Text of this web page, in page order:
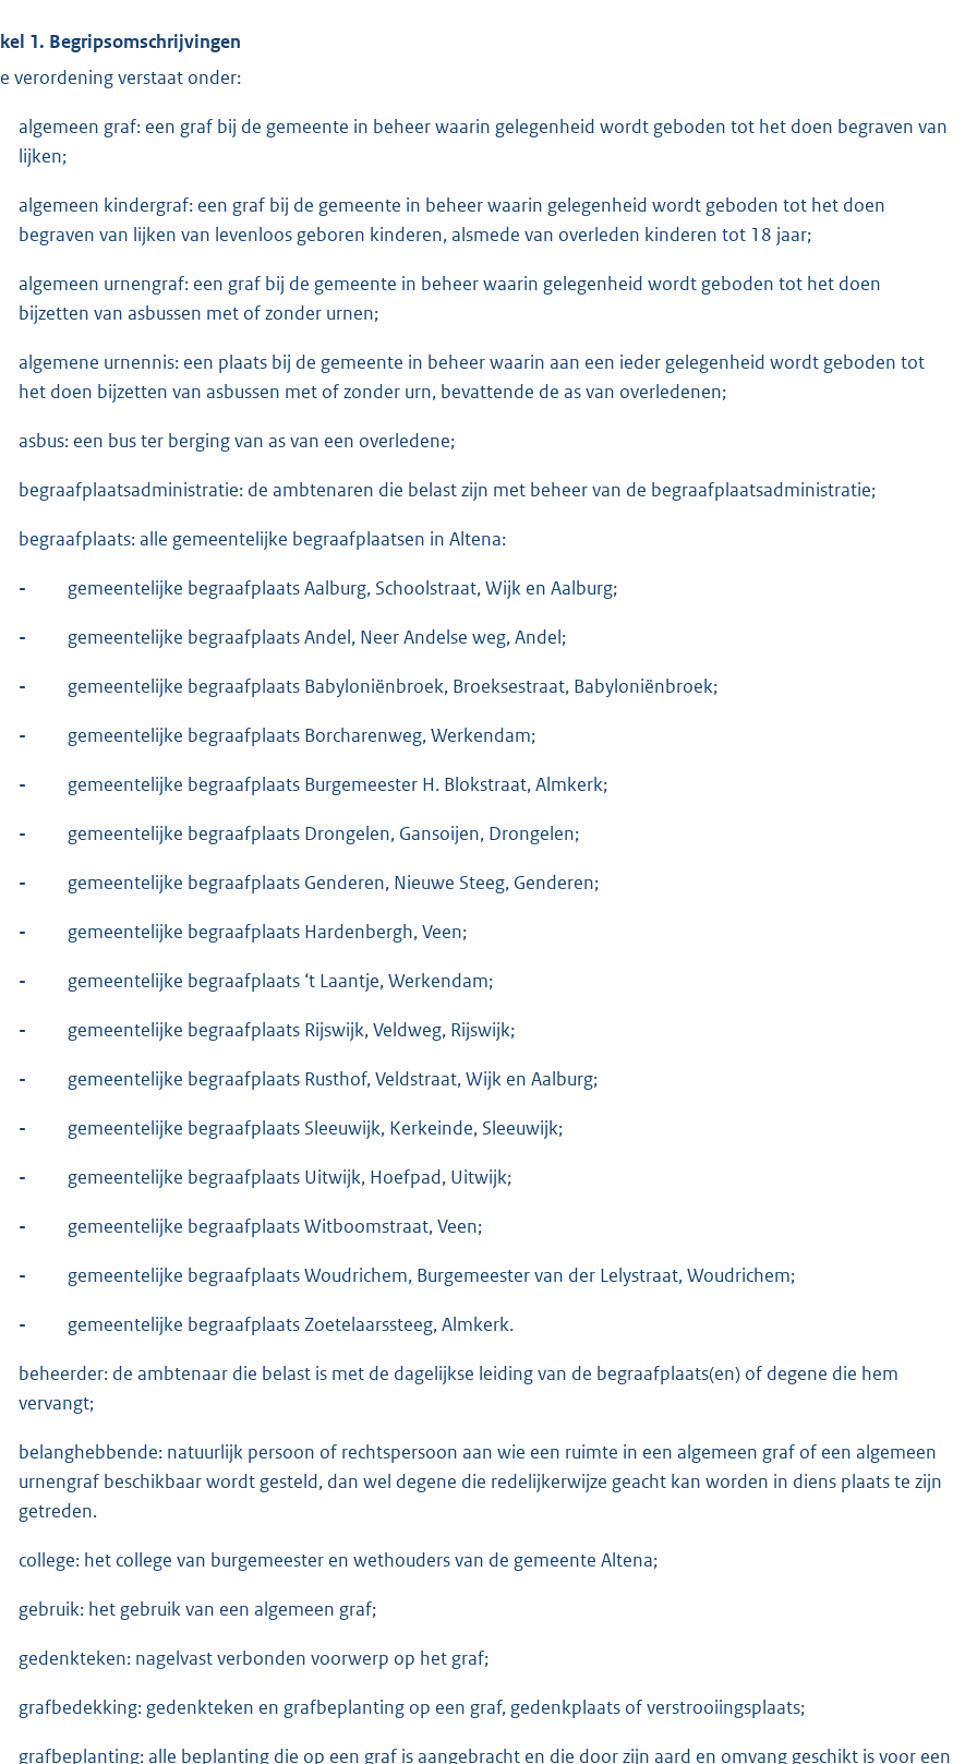
1. Begripsomschrijvingen
verordening verstaat onder:
algemeen graf: een graf bij de gemeente in beheer waarin gelegenheid wordt geboden tot het doen begraven van
lijken;
algemeen kindergraf: een graf bij de gemeente in beheer waarin gelegenheid wordt geboden tot het doen
begraven van lijken van levenloos geboren kinderen, alsmede van overleden kinderen tot 18 jaar;
algemeen urnengraf: een graf bij de gemeente in beheer waarin gelegenheid wordt geboden tot het doen
bijzetten van asbussen met of zonder urnen;
algemene urnennis: een plaats bij de gemeente in beheer waarin aan een ieder gelegenheid wordt geboden tot
het doen bijzetten van asbussen met of zonder urn, bevattende de as van overledenen;
asbus: een bus ter berging van as van een overledene;
begraafplaatsadministratie: de ambtenaren die belast zijn met beheer van de begraafplaatsadministratie;
begraafplaats: alle gemeentelijke begraafplaatsen in Altena:
- gemeentelijke begraafplaats Aalburg, Schoolstraat, Wijk en Aalburg;
- gemeentelijke begraafplaats Andel, Neer Andelse weg, Andel;
- gemeentelijke begraafplaats Babyloniënbroek, Broeksestraat, Babyloniënbroek;
- gemeentelijke begraafplaats Borcharenweg, Werkendam;
- gemeentelijke begraafplaats Burgemeester H. Blokstraat, Almkerk;
- gemeentelijke begraafplaats Drongelen, Gansoijen, Drongelen;
- gemeentelijke begraafplaats Genderen, Nieuwe Steeg, Genderen;
- gemeentelijke begraafplaats Hardenbergh, Veen;
- gemeentelijke begraafplaats ‘t Laantje, Werkendam;
- gemeentelijke begraafplaats Rijswijk, Veldweg, Rijswijk;
- gemeentelijke begraafplaats Rusthof, Veldstraat, Wijk en Aalburg;
- gemeentelijke begraafplaats Sleeuwijk, Kerkeinde, Sleeuwijk;
- gemeentelijke begraafplaats Uitwijk, Hoefpad, Uitwijk;
- gemeentelijke begraafplaats Witboomstraat, Veen;
- gemeentelijke begraafplaats Woudrichem, Burgemeester van der Lelystraat, Woudrichem;
- gemeentelijke begraafplaats Zoetelaarssteeg, Almkerk.
beheerder: de ambtenaar die belast is met de dagelijkse leiding van de begraafplaats(en) of degene die hem
vervangt;
belanghebbende: natuurlijk persoon of rechtspersoon aan wie een ruimte in een algemeen graf of een algemeen
urnengraf beschikbaar wordt gesteld, dan wel degene die redelijkerwijze geacht kan worden in diens plaats te zijn
getreden.
college: het college van burgemeester en wethouders van de gemeente Altena;
gebruik: het gebruik van een algemeen graf;
gedenkteken: nagelvast verbonden voorwerp op het graf;
grafbedekking: gedenkteken en grafbeplanting op een graf, gedenkplaats of verstrooiingsplaats;
grafbeplanting: alle beplanting die op een graf is aangebracht en die door zijn aard en omvang geschikt is voor een